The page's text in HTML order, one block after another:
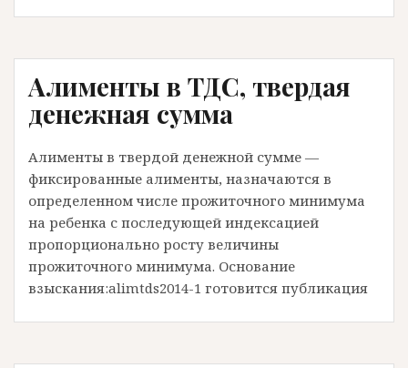
бестолкового
157
УК
Алименты в ТДС, твердая
денежная сумма
Алименты в твердой денежной сумме —
фиксированные алименты, назначаются в
определенном числе прожиточного минимума
на ребенка с последующей индексацией
пропорционально росту величины
прожиточного минимума. Основание
взыскания:alimtds2014-1 готовится публикация